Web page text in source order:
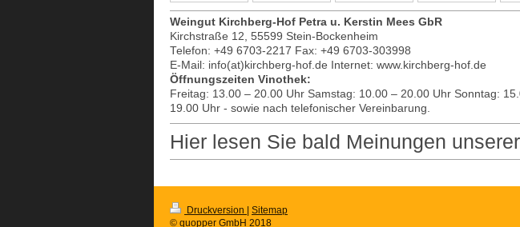
Weingut Kirchberg-Hof Petra u. Kerstin Mees GbR
Kirchstraße 12, 55599 Stein-Bockenheim
Telefon: +49 6703-2217 Fax: +49 6703-303998
E-Mail: info(at)kirchberg-hof.de Internet: www.kirchberg-hof.de
Öffnungszeiten Vinothek:
Freitag: 13.00 – 20.00 Uhr Samstag: 10.00 – 20.00 Uhr Sonntag:
19.00 Uhr - sowie nach telefonischer Vereinbarung.
Hier lesen Sie bald Meinungen
Druckversion | Sitemap
© quopper GmbH 2018